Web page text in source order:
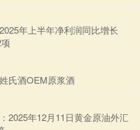
年上半年净利润同比增长
氏酒OEM原浆酒
2025年12月11日黄金原油外汇